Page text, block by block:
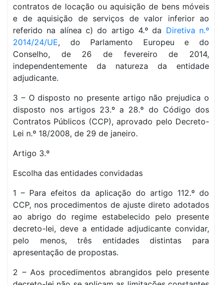
contratos de locação ou aquisição de bens móveis
e de aquisição de serviços de valor inferior ao
referido na alínea c) do artigo 4.º da Diretiva n.º
2014/24/UE, do Parlamento Europeu e do
Conselho, de 26 de fevereiro de 2014,
independentemente da natureza da entidade
adjudicante.
3 – O disposto no presente artigo não prejudica o
disposto nos artigos 23.º a 28.º do Código dos
Contratos Públicos (CCP), aprovado pelo Decreto-
Lei n.º 18/2008, de 29 de janeiro.
Artigo 3.º
Escolha das entidades convidadas
1 – Para efeitos da aplicação do artigo 112.º do
CCP, nos procedimentos de ajuste direto adotados
ao abrigo do regime estabelecido pelo presente
decreto-lei, deve a entidade adjudicante convidar,
pelo menos, três entidades distintas para
apresentação de propostas.
2 – Aos procedimentos abrangidos pelo presente